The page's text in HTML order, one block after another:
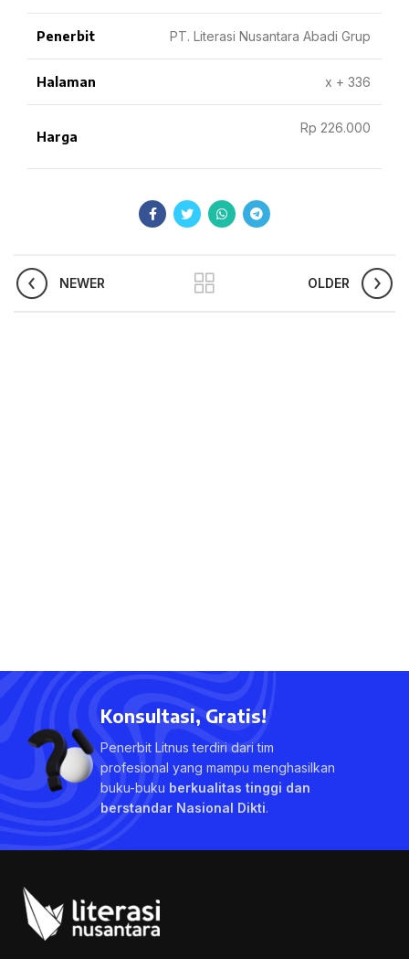
Penerbit PT. Literasi Nusantara Abadi Grup
Halaman x + 336
Harga
Rp 226.000
NEWER OLDER
Konsultasi, Gratis!
Penerbit Litnus terdiri dari tim
profesional yang mampu menghasilkan
buku-buku berkualitas tinggi dan
berstandar Nasional Dikti.